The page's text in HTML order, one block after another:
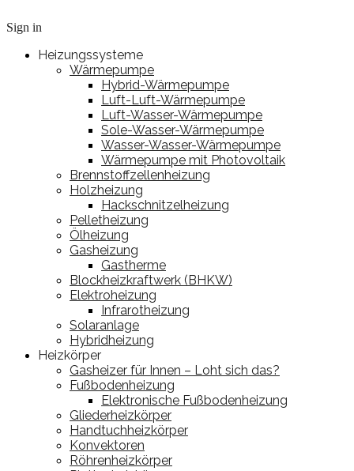
Sign in
Heizungssysteme
Wärmepumpe
Hybrid-Wärmepumpe
Luft-Luft-Wärmepumpe
Luft-Wasser-Wärmepumpe
Sole-Wasser-Wärmepumpe
Wasser-Wasser-Wärmepumpe
Wärmepumpe mit Photovoltaik
Brennstoffzellenheizung
Holzheizung
Hackschnitzelheizung
Pelletheizung
Ölheizung
Gasheizung
Gastherme
Blockheizkraftwerk (BHKW)
Elektroheizung
Infrarotheizung
Solaranlage
Hybridheizung
Heizkörper
Gasheizer für Innen – Loht sich das?
Fußbodenheizung
Elektronische Fußbodenheizung
Gliederheizkörper
Handtuchheizkörper
Konvektoren
Röhrenheizkörper